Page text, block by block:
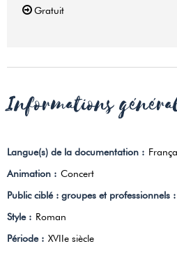
Gratuit
Informations
Langue(s) de la documentation :
Animation : Concert
Public ciblé : groupes et professionnels :
Style : Roman
Période : XVIIe siècle